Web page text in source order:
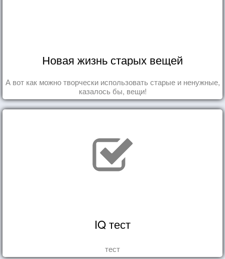
Новая жизнь старых вещей
А вот как можно творчески использовать старые и ненужные,
казалось бы, вещи!
IQ тест
тест